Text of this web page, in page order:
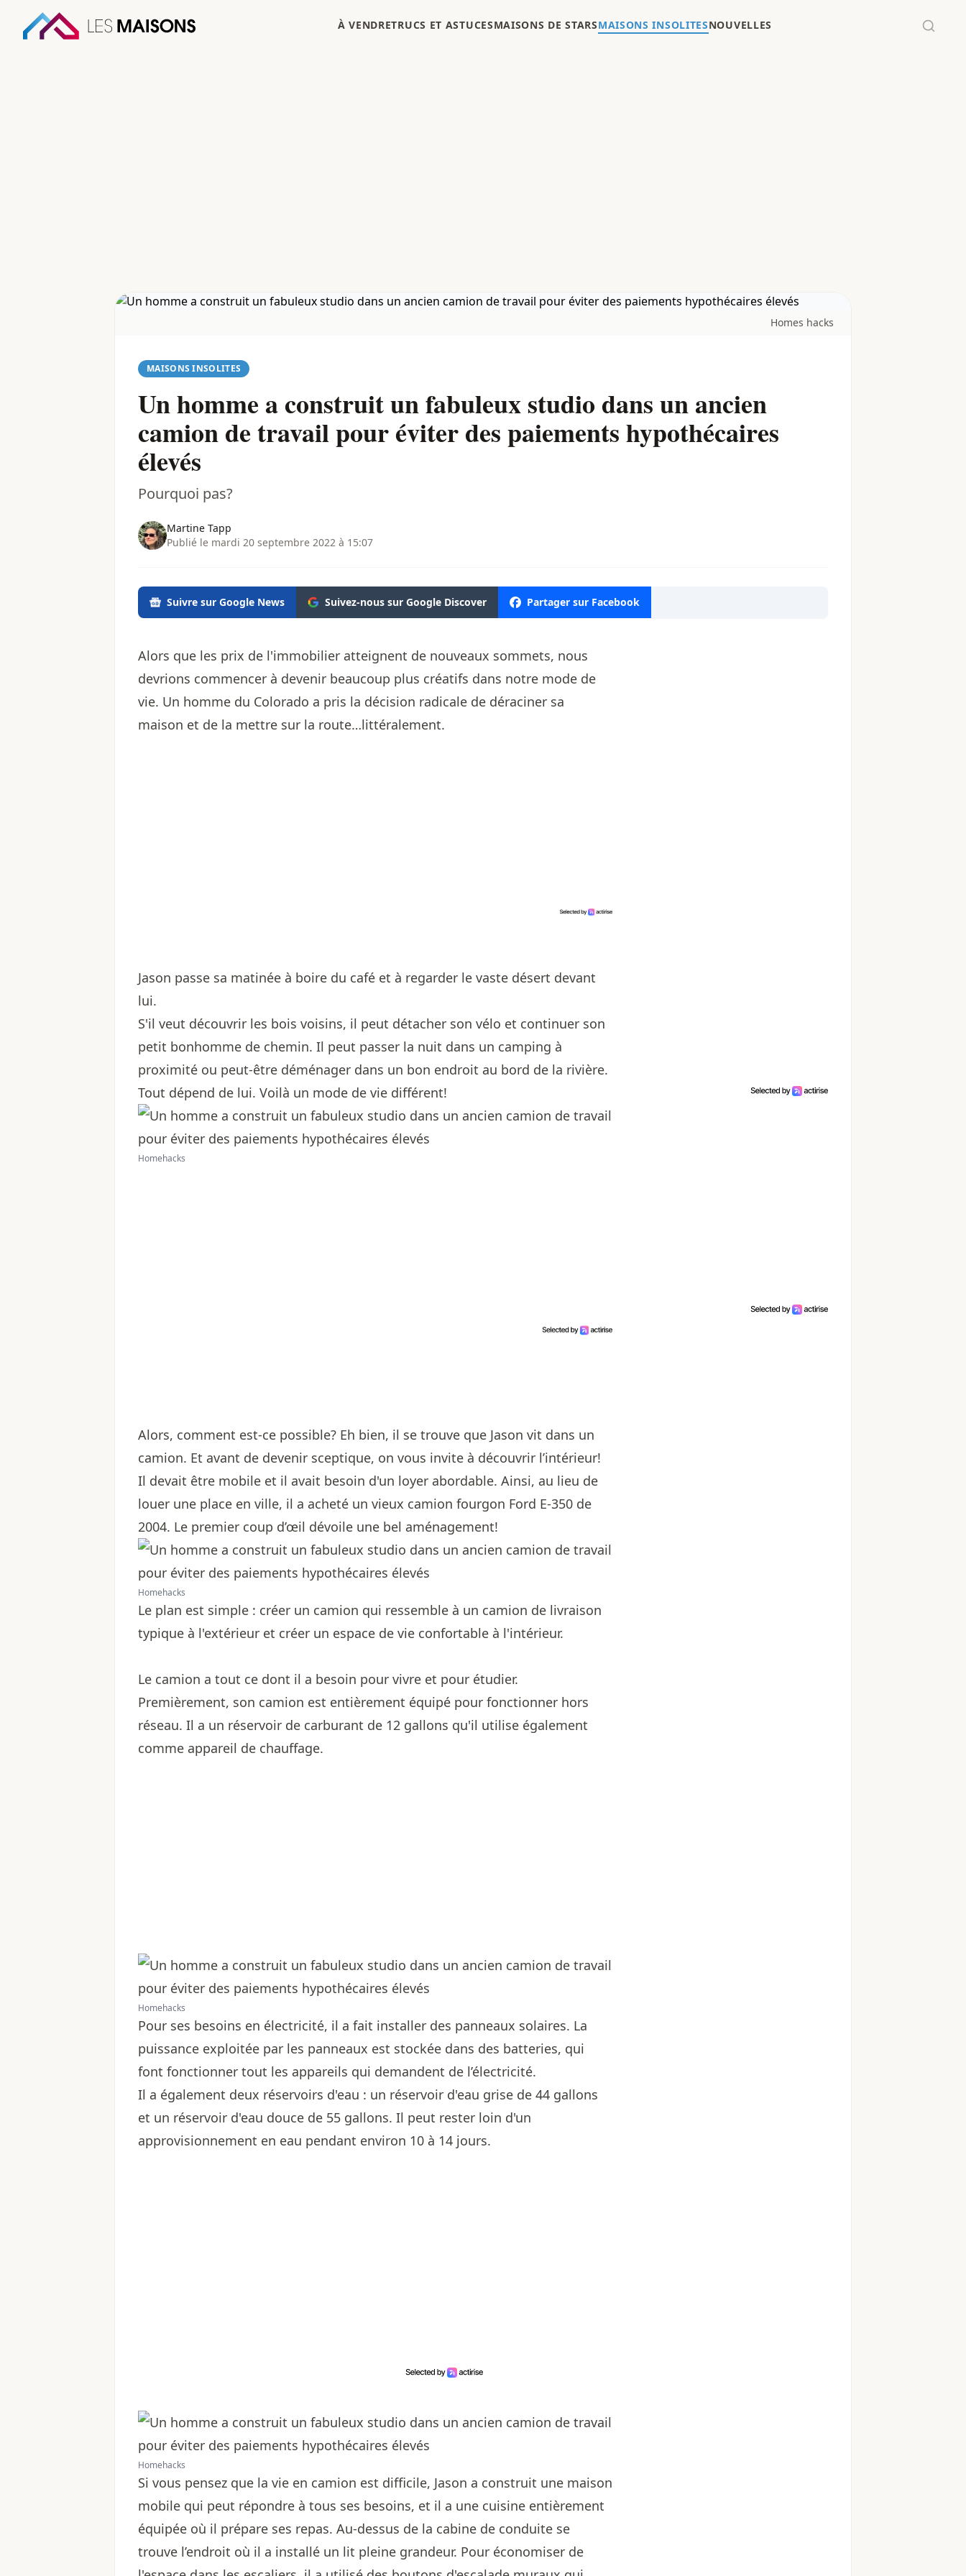
À VENDRETRUCS ET ASTUCESMAISONS DE STARSMAISONS INSOLITESNOUVELLES
Homes hacks
MAISONS INSOLITES
Un homme a construit un fabuleux studio dans un ancien
camion de travail pour éviter des paiements hypothécaires
élevés
Pourquoi pas?
Martine Tapp
Publié le mardi 20 septembre 2022 à 15:07
Suivre sur Google News Suivez-nous sur Google Discover Partager sur Facebook
Alors que les prix de l'immobilier atteignent de nouveaux sommets, nous
devrions commencer à devenir beaucoup plus créatifs dans notre mode de
vie. Un homme du Colorado a pris la décision radicale de déraciner sa
maison et de la mettre sur la route…littéralement.
Jason passe sa matinée à boire du café et à regarder le vaste désert devant
lui.
S'il veut découvrir les bois voisins, il peut détacher son vélo et continuer son
petit bonhomme de chemin. Il peut passer la nuit dans un camping à
proximité ou peut-être déménager dans un bon endroit au bord de la rivière.
Tout dépend de lui. Voilà un mode de vie différent!
Homehacks
Alors, comment est-ce possible? Eh bien, il se trouve que Jason vit dans un
camion. Et avant de devenir sceptique, on vous invite à découvrir l’intérieur!
Il devait être mobile et il avait besoin d'un loyer abordable. Ainsi, au lieu de
louer une place en ville, il a acheté un vieux camion fourgon Ford E-350 de
2004. Le premier coup d’œil dévoile une bel aménagement!
Homehacks
Le plan est simple : créer un camion qui ressemble à un camion de livraison
typique à l'extérieur et créer un espace de vie confortable à l'intérieur.
Le camion a tout ce dont il a besoin pour vivre et pour étudier.
Premièrement, son camion est entièrement équipé pour fonctionner hors
réseau. Il a un réservoir de carburant de 12 gallons qu'il utilise également
comme appareil de chauffage.
Homehacks
Pour ses besoins en électricité, il a fait installer des panneaux solaires. La
puissance exploitée par les panneaux est stockée dans des batteries, qui
font fonctionner tout les appareils qui demandent de l’électricité.
Il a également deux réservoirs d'eau : un réservoir d'eau grise de 44 gallons
et un réservoir d'eau douce de 55 gallons. Il peut rester loin d'un
approvisionnement en eau pendant environ 10 à 14 jours.
Homehacks
Si vous pensez que la vie en camion est difficile, Jason a construit une maison
mobile qui peut répondre à tous ses besoins, et il a une cuisine entièrement
équipée où il prépare ses repas. Au-dessus de la cabine de conduite se
trouve l’endroit où il a installé un lit pleine grandeur. Pour économiser de